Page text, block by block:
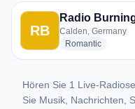
1 Radiosender aus
RB
Radio
Calden, Germany
Romanticradio
Hören Sie 1 Live-
Sie Musik, Nachrichten,